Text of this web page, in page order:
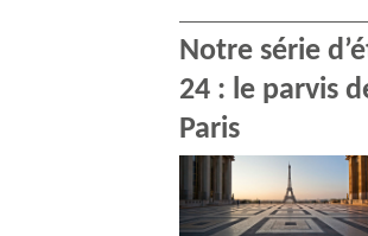
Notre série
24 : le parvis
Paris